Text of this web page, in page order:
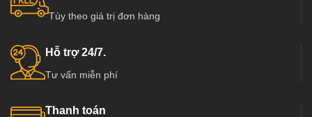
Tùy theo giá trị đơn hàng
Hỗ trợ 24/7.
Tư vấn miễn phí
Thanh toán